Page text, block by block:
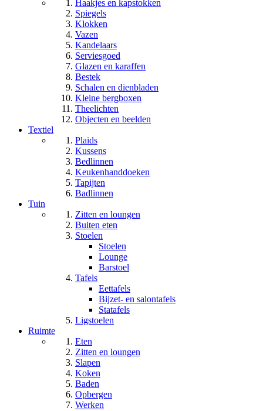
Haakjes en kapstokken
Spiegels
Klokken
Vazen
Kandelaars
Serviesgoed
Glazen en karaffen
Bestek
Schalen en dienbladen
Kleine bergboxen
Theelichten
Objecten en beelden
Textiel
Plaids
Kussens
Bedlinnen
Keukenhanddoeken
Tapijten
Badlinnen
Tuin
Zitten en loungen
Buiten eten
Stoelen
Stoelen
Lounge
Barstoel
Tafels
Eettafels
Bijzet- en salontafels
Statafels
Ligstoelen
Ruimte
Eten
Zitten en loungen
Slapen
Koken
Baden
Opbergen
Werken